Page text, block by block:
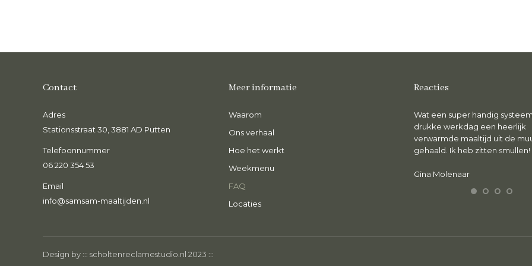
Contact
Adres
Stationsstraat 30, 3881 AD Putten
Telefoonnummer
06 220 354 53
Email
info@samsam-maaltijden.nl
Meer informatie
Waarom
Ons verhaal
Hoe het werkt
Weekmenu
FAQ
Locaties
Reacties
groente en zo goed van smaak! Heel blij
werkdag, heerlijk!
Ontzettend genoten van de maaltijd.
een gezonde maaltijd niet te hoeven
koken.
Sabine Meiling
Wat een super handig
drukke werkdag een heerlijk
verwarmde maaltijd uit de
gehaald. Ik heb zitten smullen!
Gina Molenaar
Design by ::: scholtenreclamestudio.nl 2023 :::